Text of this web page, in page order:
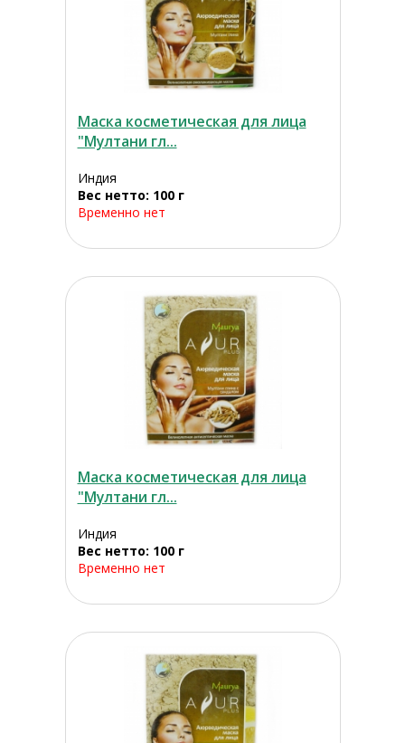
Маска косметическая для лица
"Мултани гл...
Индия
Вес нетто: 100 г
Временно нет
Маска косметическая для лица
"Мултани гл...
Индия
Вес нетто: 100 г
Временно нет